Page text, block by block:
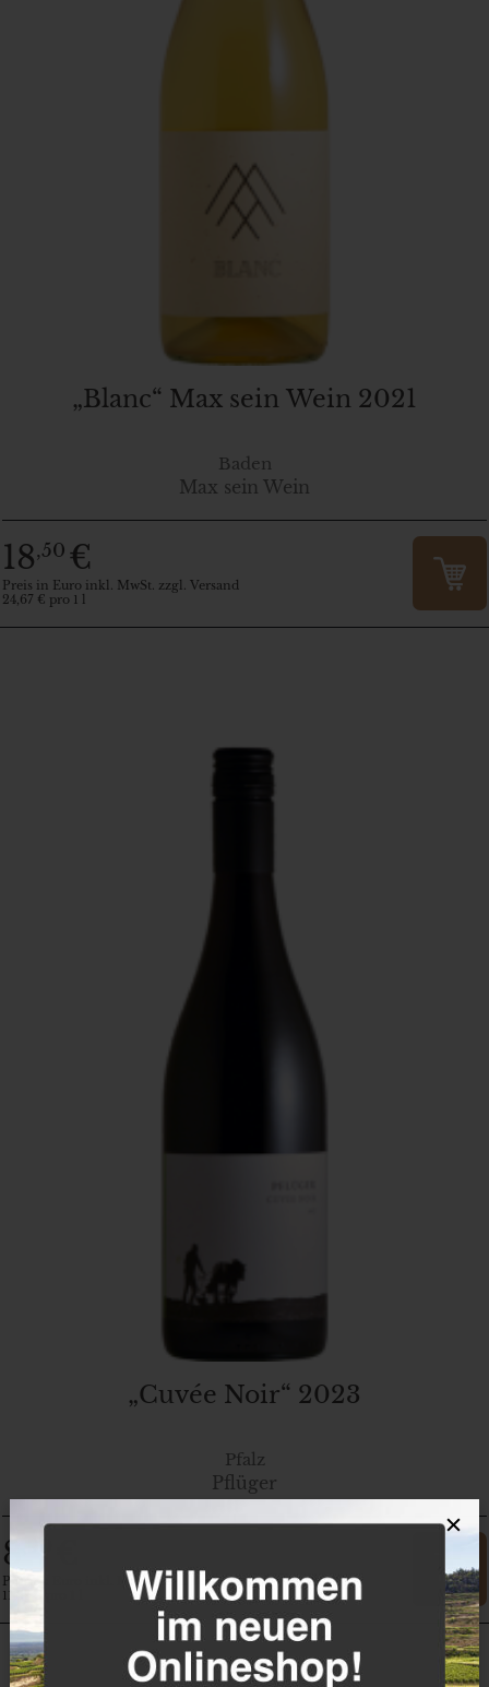
„Blanc“ Max sein Wein 2021
Baden
Max sein Wein
18,50 €
Preis in Euro inkl. MwSt. zzgl. Versand
24,67 € pro 1 l
„Cuvée Noir“ 2023
Pfalz
Pflüger
8,90
Preis in Euro inkl. MwSt. zzgl. Versand
11,87 € pro 1 l
×